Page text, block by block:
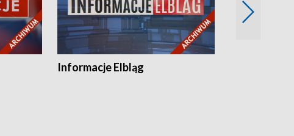
Informacje Elbląg